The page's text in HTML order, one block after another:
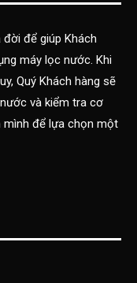
để giúp Khách
máy lọc nước. Khi
Quý Khách hàng sẽ
và kiểm tra cơ
mình để lựa chọn một